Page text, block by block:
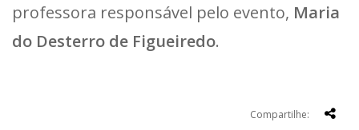
professora responsável pelo evento, Maria
do Desterro de Figueiredo.
Compartilhe: